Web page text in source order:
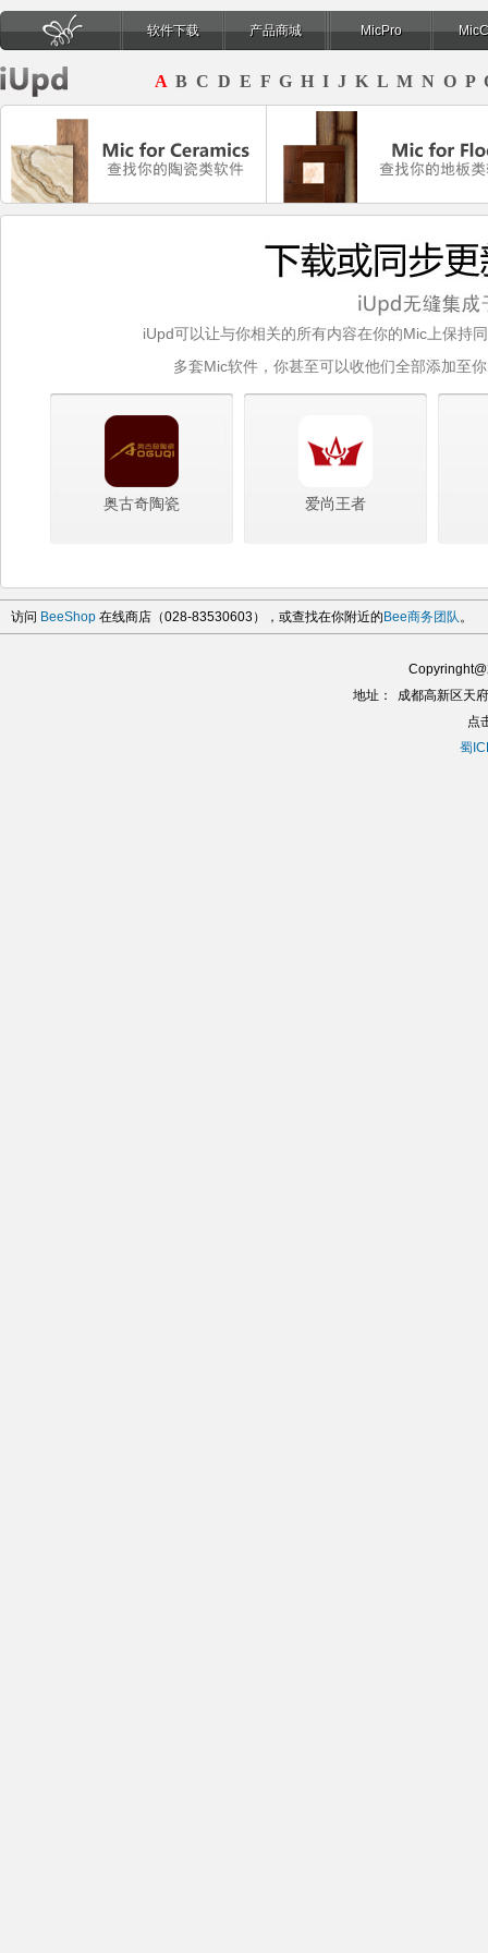
页
软件下载 产品商城 MicPro
A B C D E F G H I J K L M N O P
iUpd可以让与你相关的所有内容在你的Mic上保持
多套Mic软件，你甚至可以收他们全部添加至
奥古奇陶瓷 爱尚王者
访问 BeeShop 在线商店（028-83530603），或查找在你附近的 Bee商务团队。
地址：
成都高新区天
点
蜀